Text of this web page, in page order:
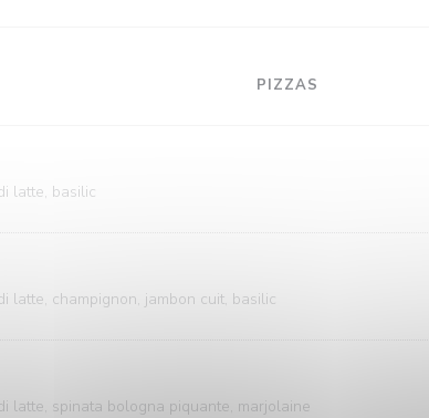
PIZZAS
latte, basilic
latte, champignon, jambon cuit, basilic
latte, spinata bologna piquante, marjolaine